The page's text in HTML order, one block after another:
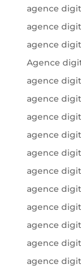
agence
agence
agence
Agence
agence
agence
agence
agence
agence
agence
agence
agence
agence
agence
agence